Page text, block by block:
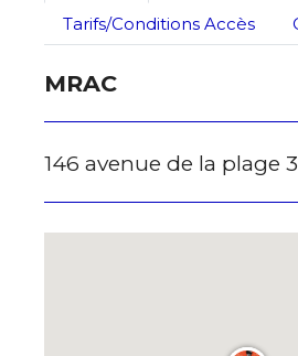
Tarifs/Conditions Accès
MRAC
146 avenue de la plage